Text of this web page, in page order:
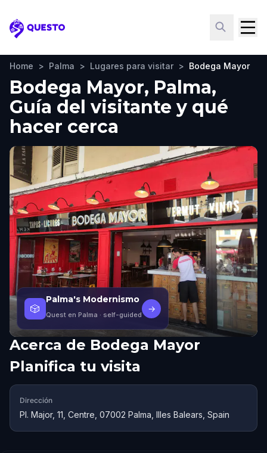
Questo
Home > Palma > Lugares para visitar > Bodega Mayor
Bodega Mayor, Palma,
Guía del visitante y qué
hacer cerca
🎲
Palma's Modernismo
Quest en Palma · self-guided
→
Acerca de Bodega Mayor
Planifica tu visita
Dirección
Pl. Major, 11, Centre, 07002 Palma, Illes Balears, Spain